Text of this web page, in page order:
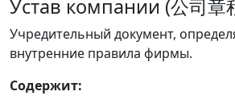
Устав компании (公司章
Учредительный документ,
внутренние правила фирмы.
Содержит: